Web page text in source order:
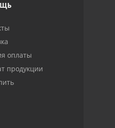
оплаты
продукции